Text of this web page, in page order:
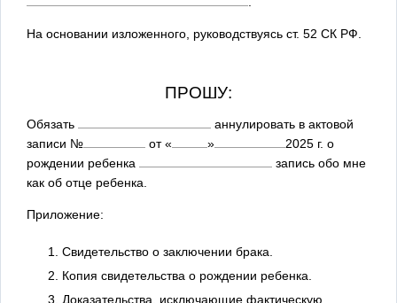
На основании изложенного, руководствуясь ст. 52 СК РФ.
ПРОШУ:
Обязать
аннулировать в актовой
записи №
от« » 2025 г. о
рождении ребенка
запись обо мне
как об отце ребенка.
Приложение:
Свидетельство о заключении брака.
Копия свидетельства о рождении ребенка.
Доказательства, исключающие фактическую